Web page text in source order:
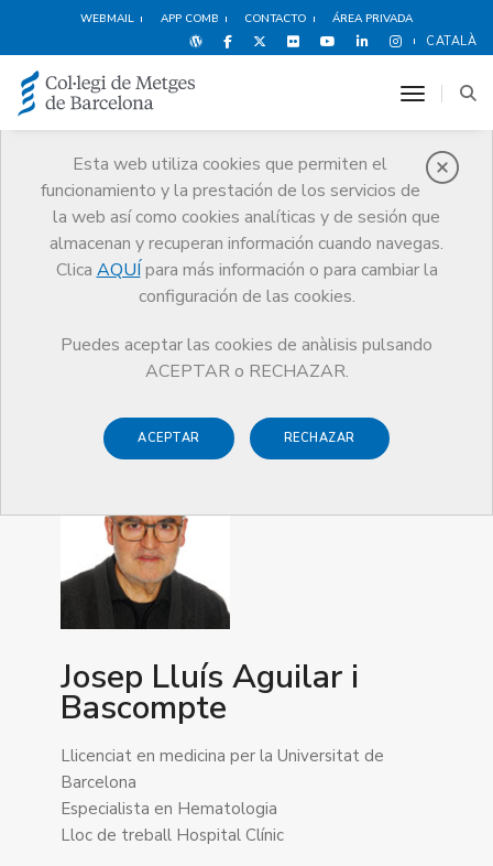
WEBMAIL APP COMB CONTACTO ÁREA PRIVADA
CATALÀ
Esta web utiliza cookies que permiten el
funcionamiento y la prestación de los servicios de
la web así como cookies analíticas y de sesión que
almacenan y recuperan información cuando navegas.
Clica AQUÍ para más información o para cambiar la
configuración de las cookies.
Puedes aceptar las cookies de anàlisis pulsando
ACEPTAR o RECHAZAR.
ACEPTAR RECHAZAR
toggle
Premios
El CoMB Guardonat Edició 2016
Guardonat Edició 2016
Josep Lluís Aguilar i
Bascompte
Llicenciat en medicina per la Universitat de
Barcelona
Especialista en Hematologia
Lloc de treball Hospital Clínic